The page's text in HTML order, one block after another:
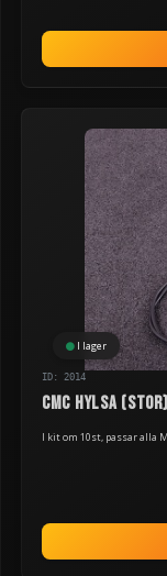
I lager
ID: 2014
CMC hylsa
I kit om 10st, passar alla